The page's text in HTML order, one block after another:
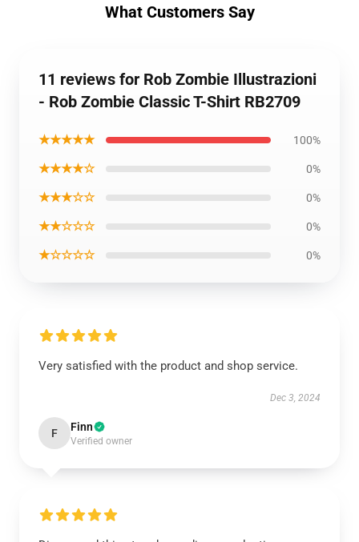
What Customers Say
11 reviews for Rob Zombie Illustrazioni
- Rob Zombie Classic T-Shirt RB2709
★★★★★ 100%
★★★★☆ 0%
★★★☆☆ 0%
★★☆☆☆ 0%
★☆☆☆☆ 0%
Very satisfied with the product and shop service.
Dec 3, 2024
F Finn
Verified owner